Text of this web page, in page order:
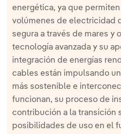
energética, ya que
volúmenes de electricidad
segura a través de mares y
tecnología avanzada y su
integración de energías
cables están impulsando
más sostenible e
funcionan, su proceso de
contribución a la transición
posibilidades de uso en el